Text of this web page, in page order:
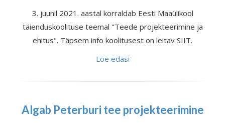
3. juunil 2021. aastal korraldab Eesti Maaülikool
täienduskoolituse teemal "Teede projekteerimine ja
ehitus". Täpsem info koolitusest on leitav SIIT.
Loe edasi
Algab Peterburi tee projekteerimine